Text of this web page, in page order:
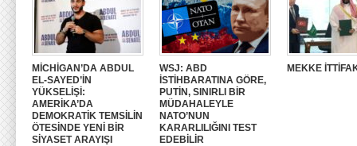
MİCHİGAN’DA ABDUL
EL-SAYED’İN
YÜKSELİŞİ:
AMERİKA’DA
DEMOKRATİK TEMSİLİN
ÖTESİNDE YENİ BİR
SİYASET ARAYIŞI
WSJ: ABD
İSTİHBARATINA GÖRE,
PUTİN, SINIRLI BİR
MÜDAHALEYLE
NATO’NUN
KARARLILIĞINI TEST
EDEBİLİR
MEKKE